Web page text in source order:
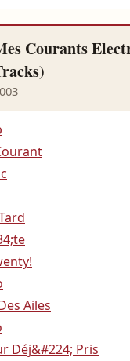
Courants
Ailes
Déj&#224; Pris